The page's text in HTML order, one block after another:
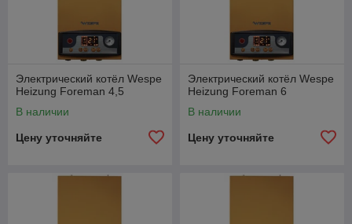
Электрический котёл Wespe
Heizung Foreman 4,5
В наличии
Цену уточняйте
Электрический котёл Wespe
Heizung Foreman 6
В наличии
Цену уточняйте